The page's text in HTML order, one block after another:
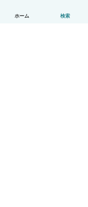
ホーム 検索